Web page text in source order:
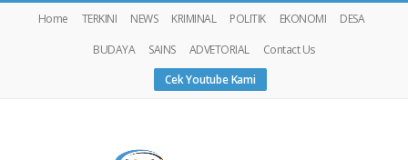
Home TERKINI NEWS KRIMINAL POLITIK EKONOMI
DESA
BUDAYA
SAINS ADVETORIAL
Contact Us
Cek Youtube Kami